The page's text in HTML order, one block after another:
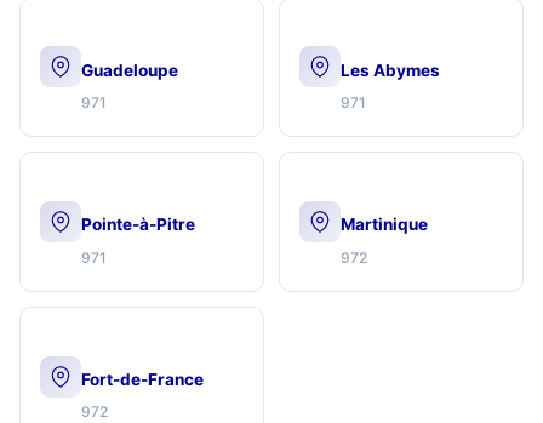
Guadeloupe
971
Les Abymes
971
Pointe-à-Pitre
971
Martinique
972
Fort-de-France
972